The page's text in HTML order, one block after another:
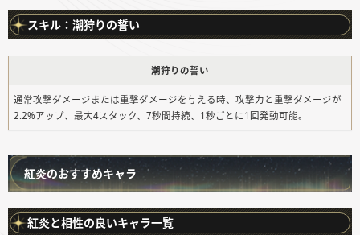
スキル：潮狩りの誓い
潮狩りの誓い
通常攻撃ダメージまたは重撃ダメージを与える時、攻撃力と重撃ダメージが
2.2%アップ、最大4スタック、7秒間持続、1秒ごとに1回発動可能。
紅炎のおすすめキャラ
紅炎と相性の良いキャラ一覧